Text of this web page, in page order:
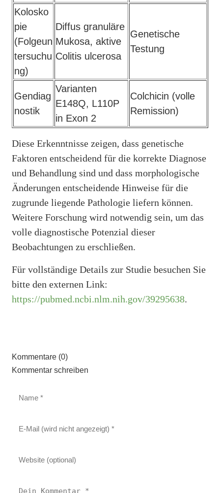
Kolosko
pie
(Folgeun
tersuchu
ng)
Diffus granuläre
Mukosa, aktive
Colitis ulcerosa
Genetische
Testung
Gendiag
nostik
Varianten
E148Q, L110P
in Exon 2
Colchicin (volle
Remission)
Diese Erkenntnisse zeigen, dass genetische
Faktoren entscheidend für die korrekte Diagnose
und Behandlung sind und dass morphologische
Änderungen entscheidende Hinweise für die
zugrunde liegende Pathologie liefern können.
Weitere Forschung wird notwendig sein, um das
volle diagnostische Potenzial dieser
Beobachtungen zu erschließen.
Für vollständige Details zur Studie besuchen Sie
bitte den externen Link:
https://pubmed.ncbi.nlm.nih.gov/39295638.
Kommentare (0)
Kommentar schreiben